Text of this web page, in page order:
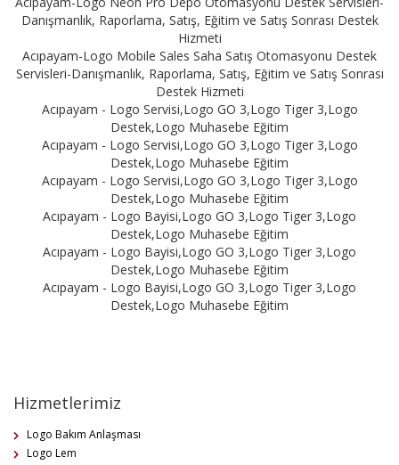
Danışmanlık, Raporlama, Satış, Eğitim ve Satış Sonrası Destek
Hizmeti
Acıpayam-Logo Mobile Sales Saha Satış Otomasyonu Destek
Servisleri-Danışmanlık, Raporlama, Satış, Eğitim ve Satış Sonrası
Destek Hizmeti
Acıpayam - Logo Servisi,Logo GO 3,Logo Tiger 3,Logo
Destek,Logo Muhasebe Eğitim
Acıpayam - Logo Servisi,Logo GO 3,Logo Tiger 3,Logo
Destek,Logo Muhasebe Eğitim
Acıpayam - Logo Servisi,Logo GO 3,Logo Tiger 3,Logo
Destek,Logo Muhasebe Eğitim
Acıpayam - Logo Bayisi,Logo GO 3,Logo Tiger 3,Logo
Destek,Logo Muhasebe Eğitim
Acıpayam - Logo Bayisi,Logo GO 3,Logo Tiger 3,Logo
Destek,Logo Muhasebe Eğitim
Acıpayam - Logo Bayisi,Logo GO 3,Logo Tiger 3,Logo
Destek,Logo Muhasebe Eğitim
Hizmetlerimiz
Logo Bakım Anlaşması
Logo Lem